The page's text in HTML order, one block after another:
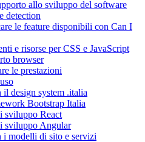
allo sviluppo del software
detection
le feature disponibili con Can I
e risorse per CSS e JavaScript
browser
le prestazioni
design system .italia
Bootstrap Italia
sviluppo React
sviluppo Angular
i modelli di sito e servizi